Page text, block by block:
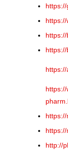
http://